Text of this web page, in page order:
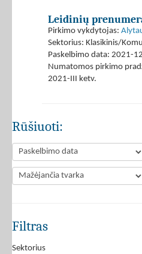
Leidinių
Pirkimo vykdytojas:
Sektorius: Klasikinis/
Paskelbimo data: 2021-
Numatomos pirkimo
2021-III ketv.
Rūšiuoti:
Filtras
Sektorius